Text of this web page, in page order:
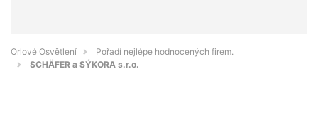
Orlové Osvětlení
Pořadí nejlépe hodnocených firem.
SCHÄFER a SÝKORA s.r.o.